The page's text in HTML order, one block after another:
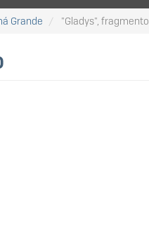
Grande "Gladys", fragmento